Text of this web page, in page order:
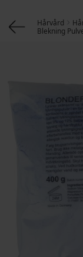
Hårvård
Blekning